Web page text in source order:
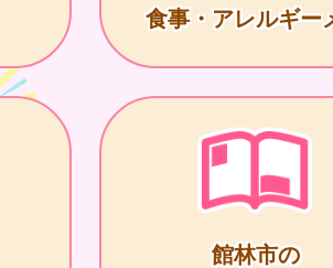
食事・アレルギー
館林市の